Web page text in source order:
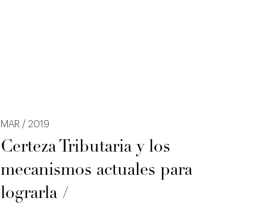
MAR / 2019
Certeza Tributaria y los
mecanismos actuales para
lograrla